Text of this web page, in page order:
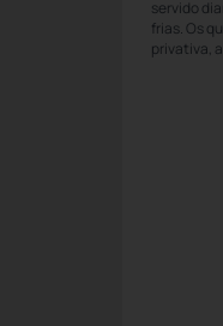
servido
frias. Os
privativa,